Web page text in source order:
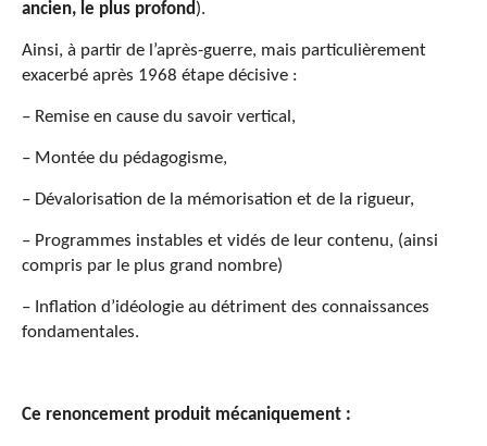
ancien, le plus profond).
Ainsi, à partir de l’après-guerre, mais particulièrement
exacerbé après 1968 étape décisive :
– Remise en cause du savoir vertical,
– Montée du pédagogisme,
– Dévalorisation de la mémorisation et de la rigueur,
– Programmes instables et vidés de leur contenu, (ainsi
compris par le plus grand nombre)
– Inflation d’idéologie au détriment des connaissances
fondamentales.
Ce renoncement produit mécaniquement :